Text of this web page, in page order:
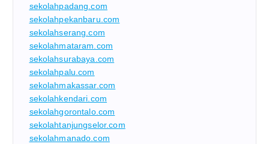
sekolahpadang.com
sekolahpekanbaru.com
sekolahserang.com
sekolahmataram.com
sekolahsurabaya.com
sekolahpalu.com
sekolahmakassar.com
sekolahkendari.com
sekolahgorontalo.com
sekolahtanjungselor.com
sekolahmanado.com